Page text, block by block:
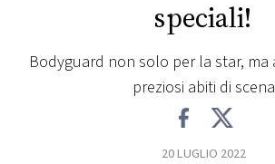
PLAYLIST
speciali!
Bodyguard non solo per la star, ma
preziosi abiti di scena
20 LUGLIO 2022